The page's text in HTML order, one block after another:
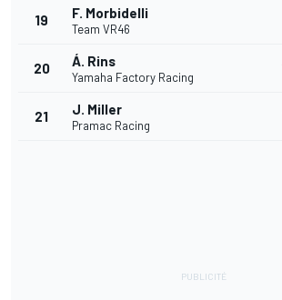
19 F. Morbidelli
Team VR46
20 Á. Rins
Yamaha Factory Racing
21 J. Miller
Pramac Racing